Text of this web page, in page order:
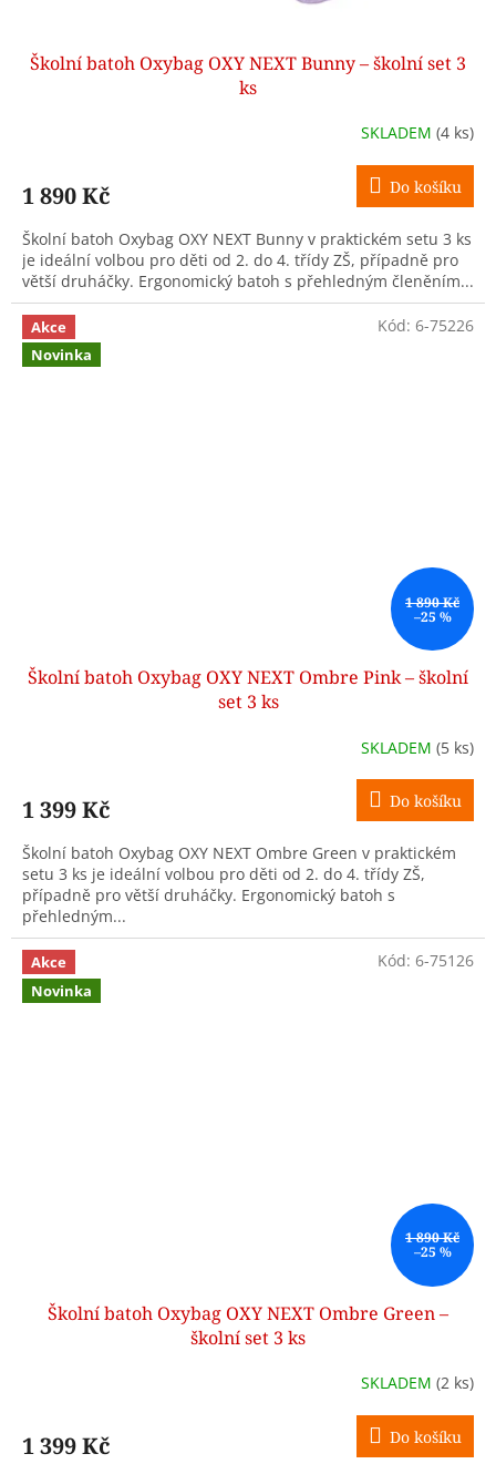
Školní batoh Oxybag OXY NEXT Bunny – školní set 3
ks
SKLADEM (4 ks)
1 890 Kč Do košíku
Školní batoh Oxybag OXY NEXT Bunny v praktickém setu 3 ks
je ideální volbou pro děti od 2. do 4. třídy ZŠ, případně pro
větší druháčky. Ergonomický batoh s přehledným členěním...
Akce
Novinka
1 890 Kč
–25 %
Školní batoh Oxybag OXY NEXT Ombre Pink – školní
set 3 ks
SKLADEM (5 ks)
1 399 Kč Do košíku
Školní batoh Oxybag OXY NEXT Ombre Green v praktickém
setu 3 ks je ideální volbou pro děti od 2. do 4. třídy ZŠ,
případně pro větší druháčky. Ergonomický batoh s
přehledným...
Kód: 6-75226
Akce
Novinka
1 890 Kč
–25 %
Školní batoh Oxybag OXY NEXT Ombre Green –
školní set 3 ks
SKLADEM (2 ks)
1 399 Kč Do košíku
Kód: 6-75126